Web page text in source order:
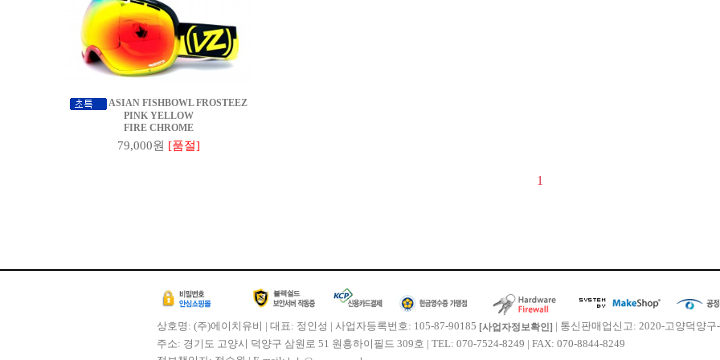
ASIAN FISHBOWL FROSTEEZ
PINK YELLOW
FIRE CHROME
79,000원 [품절]
1
상호명: (주)에이치유비 | 대표: 정인성 | 사업자등록번호: 105-87-90185 [사업자정보확인] | 통신판매업신고: 2020-고양덕양구
주소: 경기도 고양시 덕양구 삼원로 51 원흥하이필드 309호 | TEL: 070-7524-8249 | FAX: 070-8844-8249